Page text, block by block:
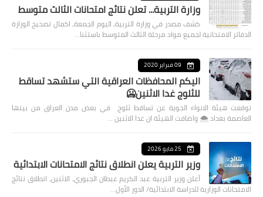
وزارة التربية... تعلن نتائج امتحانات الثالث متوسط
كشف مصدر في وزارة التربية، اليوم الجمعة، اكمال تصحيح الوزارة
الدفاتر الامتحانية لجميع مواد مرحلة الثالث المتوسط باستثنا…
09 فبراير 2020
اليكم المحافظات العراقية التي ستشهد تساقط
للثلوج غدا الاثنين🥶
توقعت هيئة الانواء الجوية عن تساقط ثلوج في بعض مدن العراق من بينها
العاصمة بغداد ⁦🌨️⁩ واضافت الهيئة ان غدا الاثنين …
25 مايو 2026
وزير التربية يعلن انطلاق نتائج الامتحانات الابتدائية
أعلن وزير التربية عبد الكريم عبطان الجبوري، الاثنين، انطلاق نتائج
الامتحانات الوزارية للدراسة الابتدائية/ الدور الأول…